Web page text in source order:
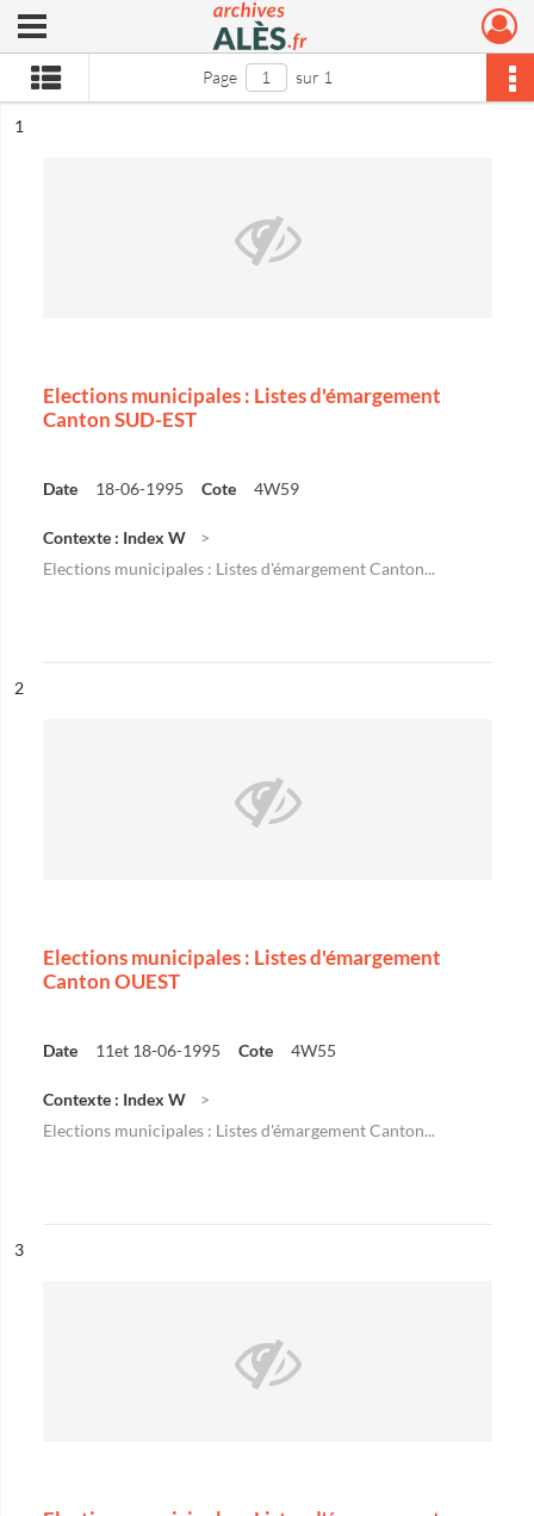
Archives municipales d'Alès
Ouvrir le menu déroulant
Page sur 1
n°
1
Elections municipales : Listes d'émargement
Canton SUD-EST
Date 18-06-1995 Cote 4W59
Contexte : Index W
Elections municipales : Listes d'émargement Canton...
n°
2
Elections municipales : Listes d'émargement
Canton OUEST
Date 11et 18-06-1995 Cote 4W55
Contexte : Index W
Elections municipales : Listes d'émargement Canton...
n°
3